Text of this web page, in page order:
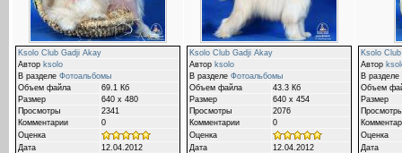
Ksolo Club Gadji Akay
Автор ksolo
В разделе Фотоальбомы
Объем файла
69.1 Кб
Размер
640 x 480
Просмотры
2341
Комментарии
0
Оценка
Дата
12.04.2012
Ksolo Club Gadji Akay
Автор ksolo
В разделе Фотоальбомы
Объем файла
43.3 Кб
Размер
640 x 454
Просмотры
2076
Комментарии
0
Оценка
Дата
12.04.2012
Ksolo
Автор
В разделе
Объем
Размер
Просмотры
Оценка
Дата